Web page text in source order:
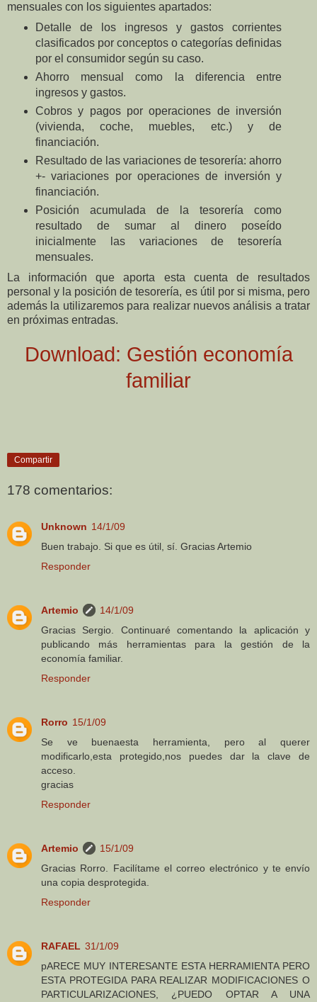
mensuales con los siguientes apartados:
Detalle de los ingresos y gastos corrientes
clasificados por conceptos o categorías definidas
por el consumidor según su caso.
Ahorro mensual como la diferencia entre
ingresos y gastos.
Cobros y pagos por operaciones de inversión
(vivienda, coche, muebles, etc.) y de
financiación.
Resultado de las variaciones de tesorería: ahorro
+- variaciones por operaciones de inversión y
financiación.
Posición acumulada de la tesorería como
resultado de sumar al dinero poseído
inicialmente las variaciones de tesorería
mensuales.
La información que aporta esta cuenta de resultados
personal y la posición de tesorería, es útil por si misma, pero
además la utilizaremos para realizar nuevos análisis a tratar
en próximas entradas.
Download: Gestión economía
familiar
Compartir
178 comentarios:
Unknown 14/1/09
Buen trabajo. Si que es útil, sí. Gracias Artemio
Responder
Artemio
14/1/09
Gracias Sergio. Continuaré comentando la aplicación y
publicando más herramientas para la gestión de la
economía familiar.
Responder
Rorro 15/1/09
Se ve buenaesta herramienta, pero al querer
modificarlo,esta protegido,nos puedes dar la clave de
acceso.
gracias
Responder
Artemio
15/1/09
Gracias Rorro. Facilítame el correo electrónico y te envío
una copia desprotegida.
Responder
RAFAEL 31/1/09
pARECE MUY INTERESANTE ESTA HERRAMIENTA PERO
ESTA PROTEGIDA PARA REALIZAR MODIFICACIONES O
PARTICULARIZACIONES, ¿PUEDO OPTAR A UNA